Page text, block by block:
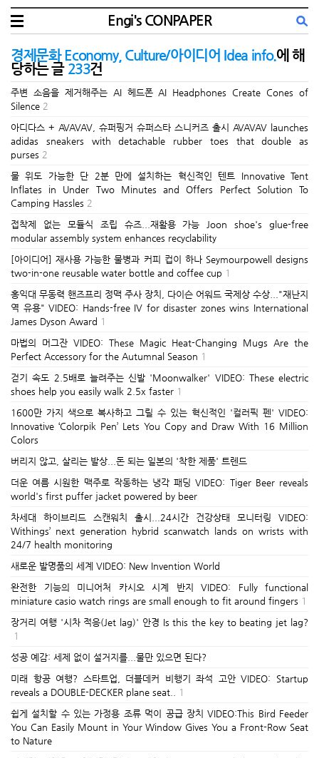
Engi's CONPAPER
경제문화 Economy, Culture/아이디어 Idea info.에 해
당하는 글 233건
주변 소음을 제거해주는 AI 헤드폰 AI Headphones Create Cones of
Silence 2
아디다스 + AVAVAV, 슈퍼핑거 슈퍼스타 스니커즈 출시 AVAVAV launches
adidas sneakers with detachable rubber toes that double as
purses 2
물 위도 가능한 단 2분 만에 설치하는 혁신적인 텐트 Innovative Tent
Inflates in Under Two Minutes and Offers Perfect Solution To
Camping Hassles 2
접착제 없는 모듈식 조립 슈즈...재활용 가능 Joon shoe's glue-free
modular assembly system enhances recyclability
[아이디어] 재사용 가능한 물병과 커피 컵이 하나 Seymourpowell designs
two-in-one reusable water bottle and coffee cup 1
홍익대 무동력 핸즈프리 정맥 주사 장치, 다이슨 어워드 국제상 수상..."재난지
역 유용" VIDEO: Hands-free IV for disaster zones wins International
James Dyson Award 1
마법의 머그잔 VIDEO: These Magic Heat-Changing Mugs Are the
Perfect Accessory for the Autumnal Season 1
걷기 속도 2.5배로 늘려주는 신발 'Moonwalker' VIDEO: These electric
shoes help you easily walk 2.5x faster 1
1600만 가지 색으로 복사하고 그릴 수 있는 혁신적인 '컬러픽 펜' VIDEO:
Innovative ‘Colorpik Pen’ Lets You Copy and Draw With 16 Million
Colors
버리지 않고, 살리는 발상...돈 되는 일본의 '착한 제품' 트렌드
더운 여름 시원한 맥주로 작동하는 냉각 패딩 VIDEO: Tiger Beer reveals
world's first puffer jacket powered by beer
차세대 하이브리드 스캔워치 출시...24시간 건강상태 모니터링 VIDEO:
Withings’ next generation hybrid scanwatch lands on wrists with
24/7 health monitoring
새로운 발명품의 세계 VIDEO: New Invention World
완전한 기능의 미니어처 카시오 시계 반지 VIDEO: Fully functional
miniature casio watch rings are small enough to fit around fingers 1
장거리 여행 '시차 적응(Jet lag)' 안경 Is this the key to beating jet lag?
1
성공 예감: 세제 없이 설거지를...물만 있으면 된다?
미래 항공 여행? 스타트업, 더블데커 비행기 좌석 고안 VIDEO: Startup
reveals a DOUBLE-DECKER plane seat..
1
쉽게 설치할 수 있는 가정용 조류 먹이 공급 장치 VIDEO:This Bird Feeder
You Can Easily Mount in Your Window Gives You a Front-Row Seat
to Nature